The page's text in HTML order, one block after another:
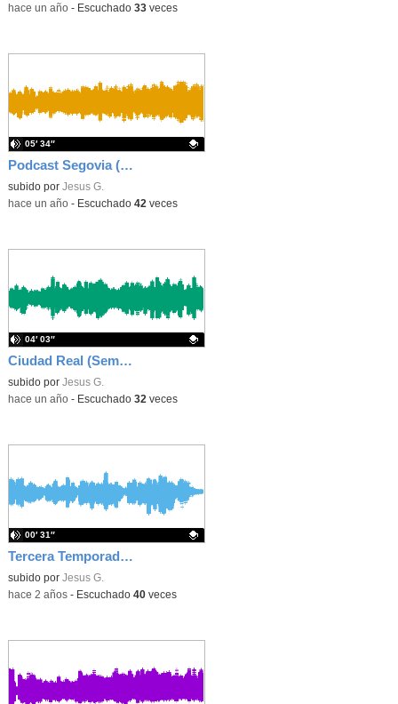
-hace un año- Escuchado 33veces
Podcast Segovia (Semipresencial Nivel I)
Contenido educativo.
subido por Jesus G.
05′ 34″
-hace un año- Escuchado 42veces
Ciudad Real (Semipresencial Nivel I)
Contenido educativo.
subido por Jesus G.
04′ 03″
-hace un año- Escuchado 32veces
Tercera Temporada Podcast CEPA San Sebastián de los Reyes
Contenido educativo.
subido por Jesus G.
00′ 31″
-hace 2 años- Escuchado 40veces